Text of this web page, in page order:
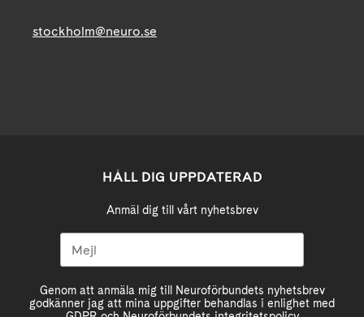
stockholm@neuro.se
HÅLL DIG UPPDATERAD
Anmäl dig till vårt nyhetsbrev
Genom att anmäla mig till Neuroförbundets nyhetsbrev
godkänner jag att mina uppgifter behandlas i enlighet med